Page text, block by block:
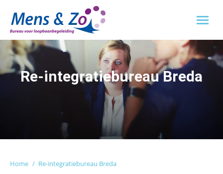
Re-integratiebureau Breda
Home Re-integratiebureau Breda